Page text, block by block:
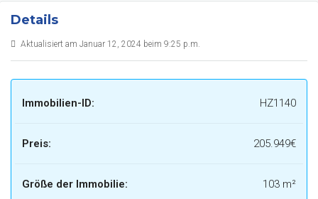
Details
Aktualisiert am Januar 12, 2024 beim 9:25 p.m.
Immobilien-ID: HZ1140
Preis: 205.949€
Größe der Immobilie: 103 m²